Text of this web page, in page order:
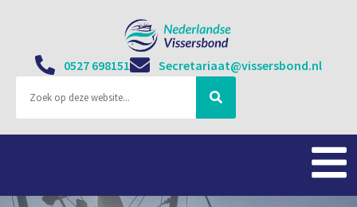
0527 698151 Secretariaat@vissersbond.nl